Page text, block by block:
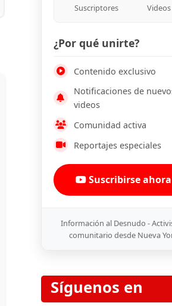
Suscriptores Videos
¿Por qué unirte?
Contenido exclusivo
Notificaciones de
videos
Comunidad activa
Reportajes especiales
Suscribirse ahora
Información al Desnudo -
comunitario desde Nueva
Síguenos en